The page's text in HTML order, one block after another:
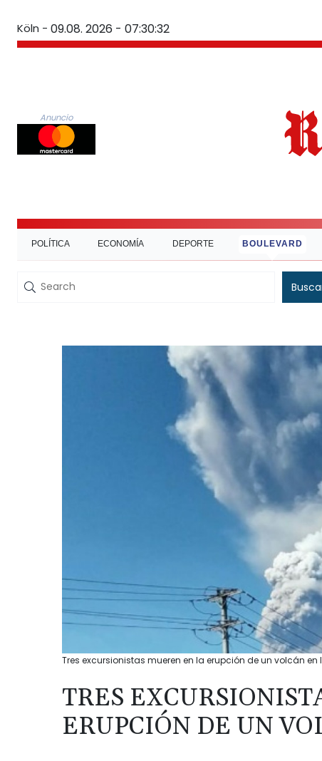
Köln - 09.08. 2026 - 07:30:33
Anuncio
POLÍTICA ECONOMÍA DEPORTE BOULEVARD
Tres excursionistas mueren en la erupción de un volcán
TRES
ERUPCIÓN DE UN